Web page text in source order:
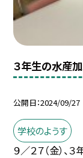
３年生の水産
公開日 2024/09/27
学校のようす
９／２７（金）